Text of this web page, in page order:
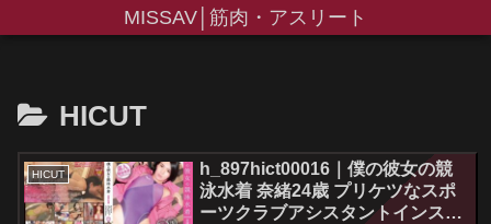
MISSAV│筋肉・アスリート
HICUT
HICUT
h_897hict00016｜僕の彼女の競
泳水着 奈緒24歳 プリケツなスポ
ーツクラブアシスタントインスト